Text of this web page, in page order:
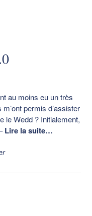
au moins eu un très
permis d’assister
le Wedd ? Initialement,
Lire la suite…